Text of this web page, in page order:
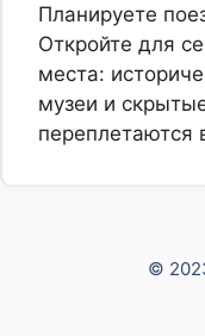
Планируете
Откройте для
места:
музеи и
переплетаются
©